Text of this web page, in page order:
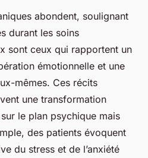
abondent, soulignant
durant les soins
sont ceux qui rapportent un
émotionnelle et une
mêmes. Ces récits
une transformation
le plan psychique mais
des patients évoquent
du stress et de l’anxiété